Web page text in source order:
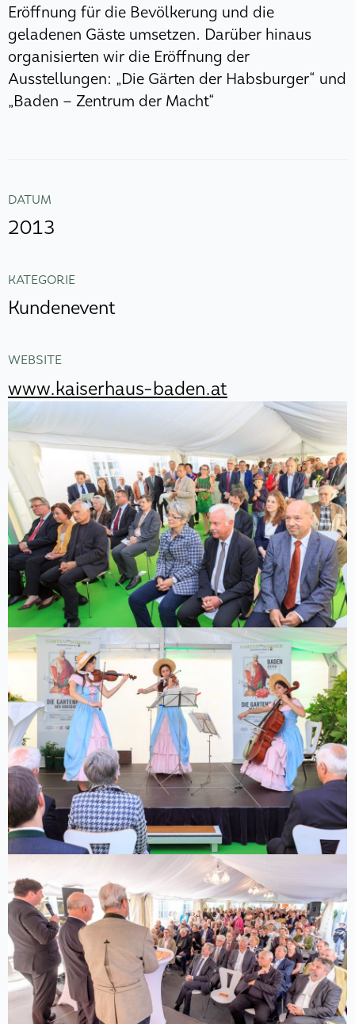
Eröffnung für die Bevölkerung und die
geladenen Gäste umsetzen. Darüber hinaus
organisierten wir die Eröffnung der
Ausstellungen: „Die Gärten der Habsburger“ und
„Baden – Zentrum der Macht“
DATUM
2013
KATEGORIE
Kundenevent
WEBSITE
www.kaiserhaus-baden.at